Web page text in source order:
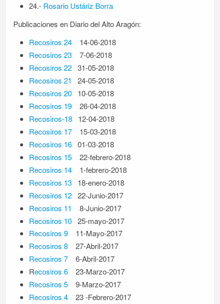
24.- Rosario Ustáriz Borra
Publicaciones en Diario del Alto Aragón:
Recosiros 2414-06-2018
Recosiros 237-06-2018
Recosiros 2231-05-2018
Recosiros 21 24-05-2018
Recosiros 2010-05-2018
Recosiros 1926-04-2018
Recosiros-1812-04-2018
Recosiros 1715-03-2018
Recosiros 16 01-03-2018
Recosiros 15
22-febrero-2018
Recosiros 14
1-febrero-2018
Recosiros 13
18-enero-2018
Recosiros 12 22-Junio-2017
Recosiros 11
8-Junio-2017
Recosiros 1025-mayo-2017
Recosiros 9
11-Mayo-2017
Recosiros 8
27-Abril-2017
Recosiros 7
6-Abril-2017
Recosiros 6
23-Marzo-2017
Recosiros 5
9-Marzo-2017
Recosiros 423 -Febrero-2017